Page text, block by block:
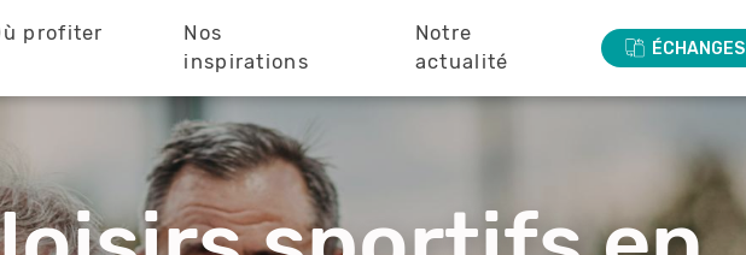
profiter
Nos
inspirations
Notre
actualité
ÉCHANGES